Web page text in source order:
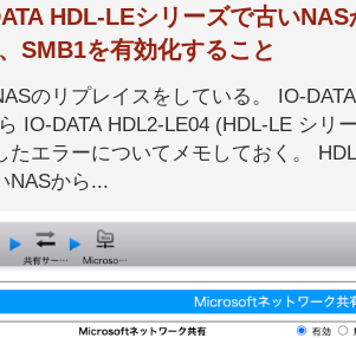
HDL-LEシリーズで古い
SMB1を有効化すること
のリプレイスをしている。 IO-
IO-DATA HDL2-LE04 (HDL-LE シリ
たエラーについてメモしておく。
NASから...